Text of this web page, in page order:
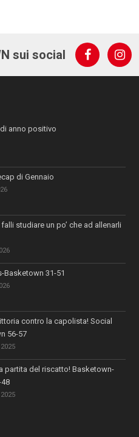
sui social
anno positivo
di Gennaio
studiare un po’ che ad allenarli
Basketown 31-51
contro la capolista! Social
56-57
partita del riscatto! Basketown-